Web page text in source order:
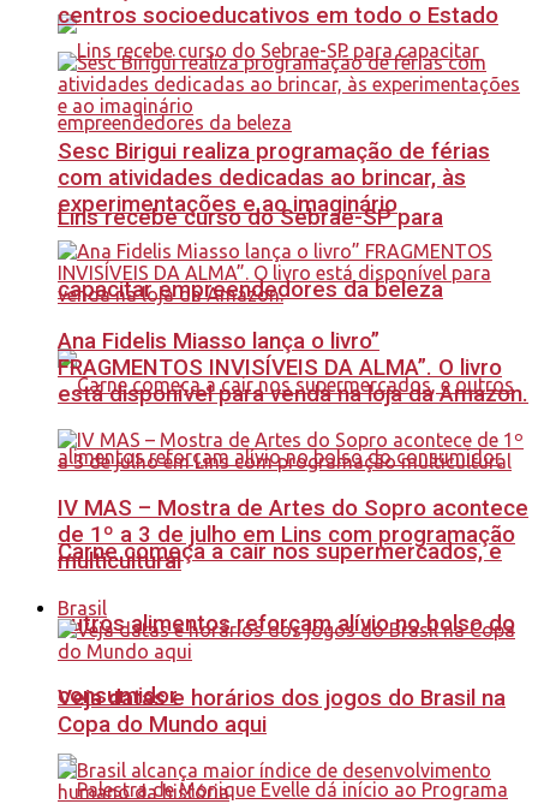
Lins recebe curso do Sebrae-SP para
capacitar empreendedores da beleza
Carne começa a cair nos supermercados, e
outros alimentos reforçam alívio no bolso do
consumidor
centros socioeducativos em todo o Estado
Sesc Birigui realiza programação de férias
com atividades dedicadas ao brincar, às
experimentações e ao imaginário
Ana Fidelis Miasso lança o livro”
FRAGMENTOS INVISÍVEIS DA ALMA”. O livro
está disponível para venda na loja da Amazon.
IV MAS – Mostra de Artes do Sopro acontece
de 1º a 3 de julho em Lins com programação
multicultural
Brasil
Veja datas e horários dos jogos do Brasil na
Copa do Mundo aqui